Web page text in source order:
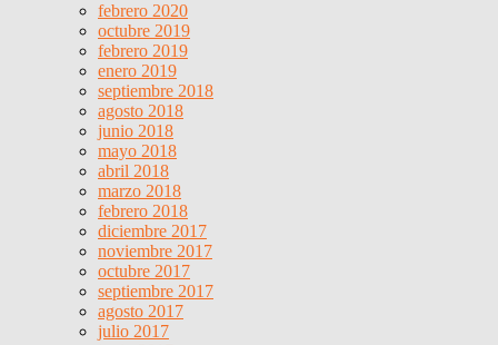
febrero 2020
octubre 2019
febrero 2019
enero 2019
septiembre 2018
agosto 2018
junio 2018
mayo 2018
abril 2018
marzo 2018
febrero 2018
diciembre 2017
noviembre 2017
octubre 2017
septiembre 2017
agosto 2017
julio 2017